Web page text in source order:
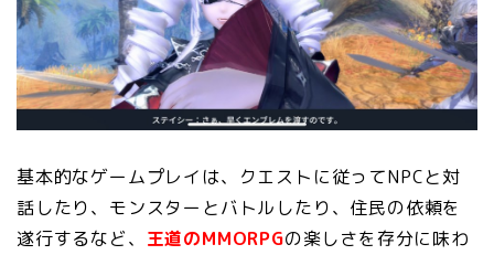
基本的なゲームプレイは、クエストに従ってNPCと対
話したり、モンスターとバトルしたり、住民の依頼を
遂行するなど、 王道のMMORPGの楽しさを存分に味わ